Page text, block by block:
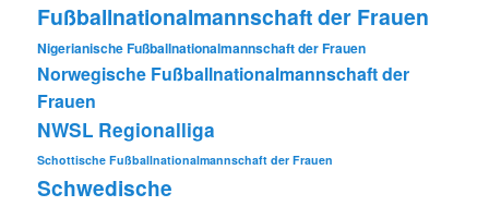
Fußballnationalmannschaft der Frauen
Nigerianische Fußballnationalmannschaft der Frauen
Norwegische Fußballnationalmannschaft der
Frauen
NWSL Regionalliga
Schottische Fußballnationalmannschaft der Frauen
Schwedische